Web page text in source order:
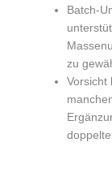
Batch-
zu
Vorsicht